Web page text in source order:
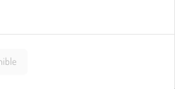
calderete pollo al pesto